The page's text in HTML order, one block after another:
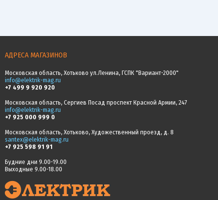
АДРЕСА МАГАЗИНОВ
Московская область, Хотьково ул.Ленина, ГСПК "Вариант-2000"
info@elektrik-mag.ru
+7 499 9 920 920
Московская область, Сергиев Посад проспект Красной Армии, 247
info@elektrik-mag.ru
+7 925 000 999 0
Московская область, Хотьково, Художественный проезд, д. 8
santex@elektrik-mag.ru
+7 925 598 91 91
Будние дни 9.00-19.00
Выходные 9.00-18.00